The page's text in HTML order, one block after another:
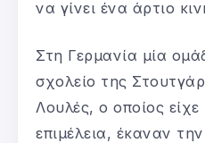
να γίνει ένα άρτιο
Στη Γερμανία μία
σχολείο της
Λουλές, ο οποίος
επιμέλεια, έκαναν